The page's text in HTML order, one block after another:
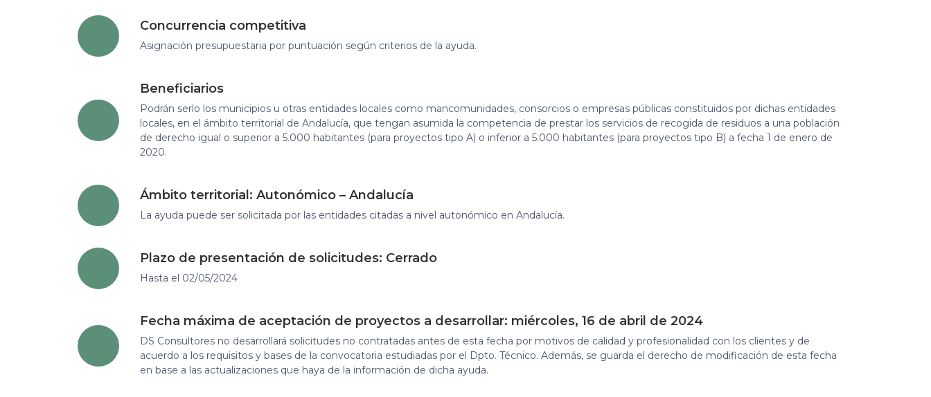
Concurrencia competitiva
Asignación presupuestaria por puntuación según criterios de la ayuda.
Beneficiarios
Podrán serlo los municipios u otras entidades locales como mancomunidades, consorcios o empresas públicas constituidos por dichas entidades
locales, en el ámbito territorial de Andalucía, que tengan asumida la competencia de prestar los servicios de recogida de residuos a una población
de derecho igual o superior a 5.000 habitantes (para proyectos tipo A) o inferior a 5.000 habitantes (para proyectos tipo B) a fecha 1 de enero de
2020.
Ámbito territorial: Autonómico – Andalucía
La ayuda puede ser solicitada por las entidades citadas a nivel autonómico en Andalucía.
Plazo de presentación de solicitudes: Cerrado
Hasta el 02/05/2024
Fecha máxima de aceptación de proyectos a desarrollar: miércoles, 16 de abril de 2024
DS Consultores no desarrollará solicitudes no contratadas antes de esta fecha por motivos de calidad y profesionalidad con los clientes y de
acuerdo a los requisitos y bases de la convocatoria estudiadas por el Dpto. Técnico. Además, se guarda el derecho de modificación de esta fecha
en base a las actualizaciones que haya de la información de dicha ayuda.